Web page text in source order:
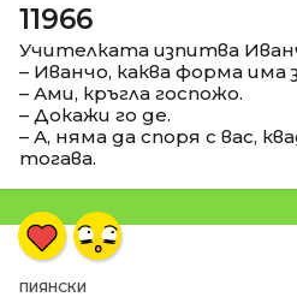
11966
Учителката изпитва
– Иванчо, каква форма има
– Ами, кръгла госпожо.
– Докажи го де.
– А, няма да споря с вас,
тогава.
ПИЯНСКИ